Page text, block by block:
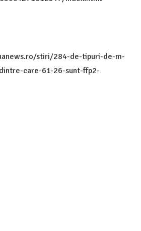
stiri/284-de-tipuri-de-m-
care-61-26-sunt-ffp2-